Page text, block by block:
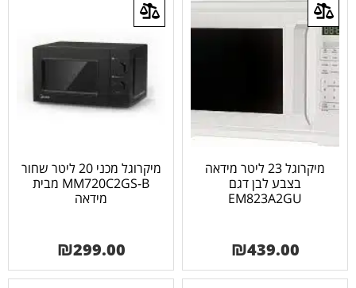
מיקרוגל 23 ליטר מידאה
בצבע לבן דגם
EM823A2GU
₪439.00
מיקרוגל מכני 20 ליטר שחור
MM720C2GS-B מבית
מידאה
₪299.00